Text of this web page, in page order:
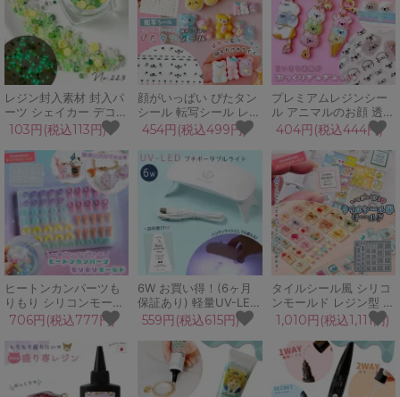
レジン封入素材 封入パ
ーツ シェイカー デコパ
ーツ メロンフィズ 蓄光
レモン GreenOceanオ
リジナルブレンド♪
103円(税込113円)
顔がいっぱい ぴたタン
シール 転写シール レジ
ンシール レジン封入 装
飾シール 透明 こするだ
け 表情 目 口 アニマル
キャラクター 顔パーツ
GreenOceanオリジナ
454円(税込499円)
プレミアムレジンシー
ル アニマルのお顔 透明
クリア 立体 ぷっくり
犬 笑顔 スマイル 目 鼻
ほっぺ チーク 封入パー
ツ 貼り付けパーツ UV
レジン クラフト ハンド
メイド ネイル
404円(税込444円)
ヒートンカンパーツも
りもり シリコンモール
ド レジン型 セット ヒ
ートンパーツ 貼り付け
差し込み 量産 金具 UV
レジン GreenOceanオ
706円(税込777円)
6W お買い得！(6ヶ月
保証あり) 軽量UV-LED
プチポータブルライト
[激安,ランプ,ネイル,レ
ジン,UVライト,LEDラ
イト,UVランプ,手芸,ク
ラフト,硬化]
559円(税込615円)
タイルシール風 シリコ
ンモールド レジン型 平
成 女児 レトロ 立体シ
ール ブロックシール 手
作り かわいい シール
UVレジン クラフト
GreenOceanオリジナ
ル♪
1,010円(税込1,111円)